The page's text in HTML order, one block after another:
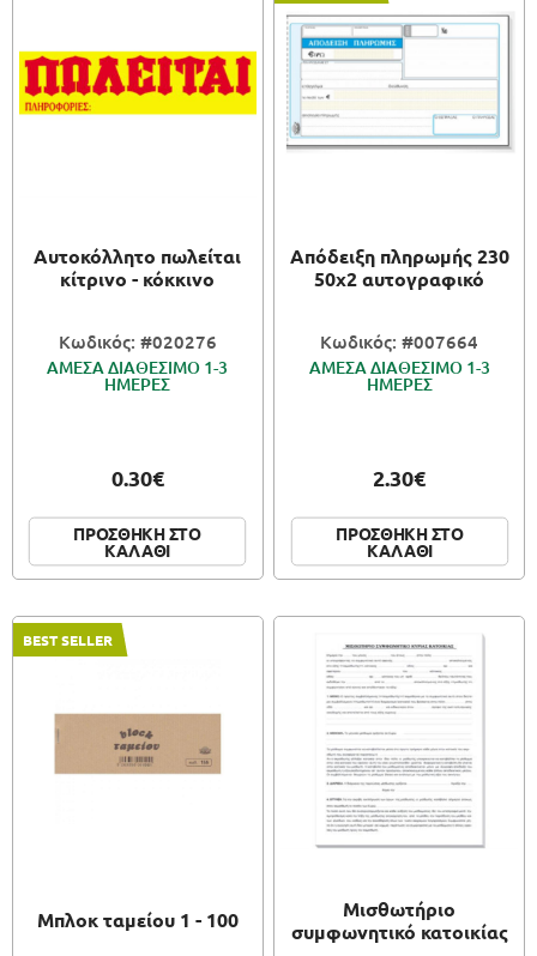
Αυτοκόλλητο πωλείται
κίτρινο - κόκκινο
Κωδικός: #020276
ΑΜΕΣΑ ΔΙΑΘΕΣΙΜΟ 1-3
ΗΜΕΡΕΣ
0.30€
ΠΡΟΣΘΗΚΗ ΣΤΟ
ΚΑΛΑΘΙ
Απόδειξη πληρωμής 230
50x2 αυτογραφικό
Κωδικός: #007664
ΑΜΕΣΑ ΔΙΑΘΕΣΙΜΟ 1-3
ΗΜΕΡΕΣ
2.30€
ΠΡΟΣΘΗΚΗ ΣΤΟ
ΚΑΛΑΘΙ
BEST SELLER
Μπλοκ ταμείου 1 - 100
Μισθωτήριο
συμφωνητικό κατοικίας